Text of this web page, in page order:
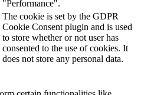
"Performance".
The cookie is set by the GDPR
Cookie Consent plugin and is used
to store whether or not user has
consented to the use of cookies. It
does not store any personal data.